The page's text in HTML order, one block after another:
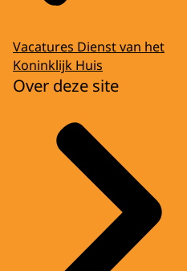
Vacatures Dienst van het
Koninklijk Huis
Over deze site